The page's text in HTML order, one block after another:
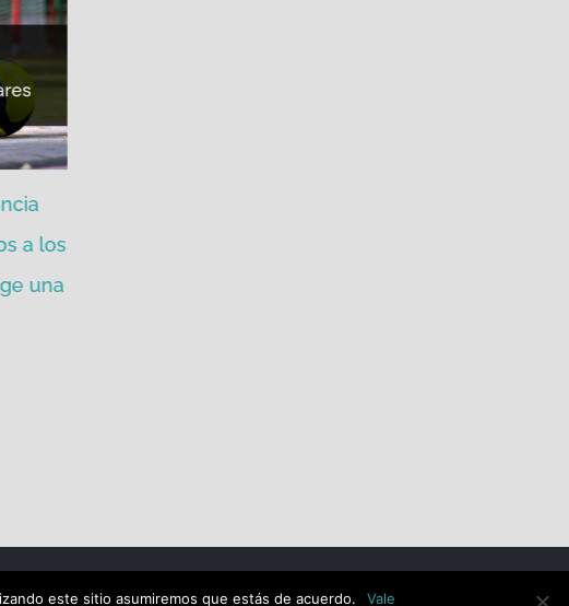
a los
una
este sitio asumiremos que estás de acuerdo. Vale